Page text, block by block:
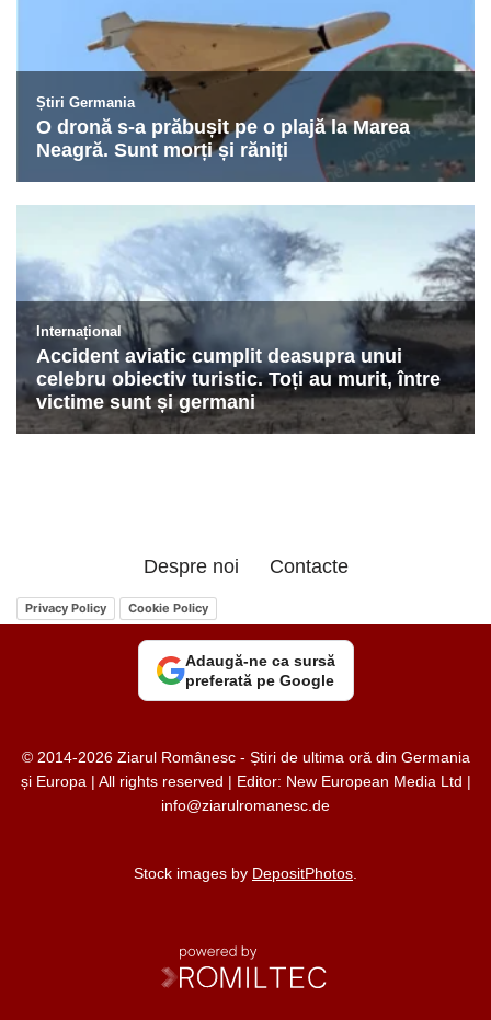
Despre noi Contacte
Privacy Policy Cookie Policy
Adaugă-ne ca sursă
preferată pe Google
© 2014-2026 Ziarul Românesc - Știri de ultima oră din Germania
și Europa | All rights reserved | Editor: New European Media Ltd |
info@ziarulromanesc.de
Stock images by DepositPhotos